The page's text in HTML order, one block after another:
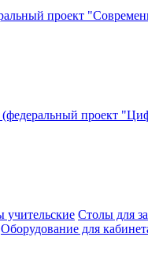
проект
проект
учительские Столы для
Оборудование для